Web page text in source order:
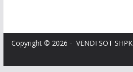
Copyright © 2026 - VENDI SOT SHPK